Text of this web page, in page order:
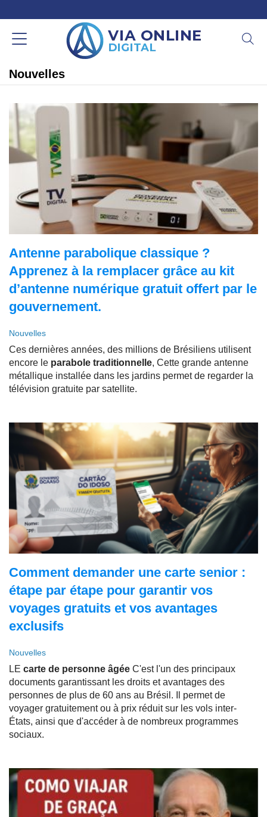
Nouvelles
Antenne parabolique classique ?
Apprenez à la remplacer grâce au kit
d’antenne numérique gratuit offert par le
gouvernement.
Nouvelles
Ces dernières années, des millions de Brésiliens utilisent
encore le parabole traditionnelle, Cette grande antenne
métallique installée dans les jardins permet de regarder la
télévision gratuite par satellite.
Comment demander une carte senior :
étape par étape pour garantir vos
voyages gratuits et vos avantages
exclusifs
Nouvelles
LE carte de personne âgée C'est l'un des principaux
documents garantissant les droits et avantages des
personnes de plus de 60 ans au Brésil. Il permet de
voyager gratuitement ou à prix réduit sur les vols inter-
États, ainsi que d'accéder à de nombreux programmes
sociaux.